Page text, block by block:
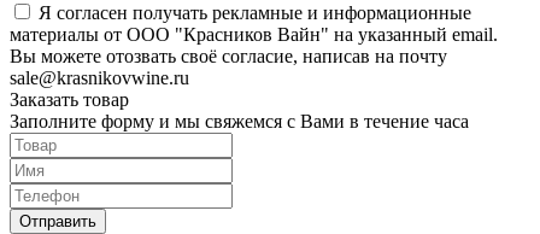
Я согласен получать рекламные и информационные
материалы от ООО "Красников Вайн" на указанный email.
Вы можете отозвать своё согласие, написав на почту
sale@krasnikovwine.ru
Заказать товар
Заполните форму и мы свяжемся с Вами в течение часа
Отправить